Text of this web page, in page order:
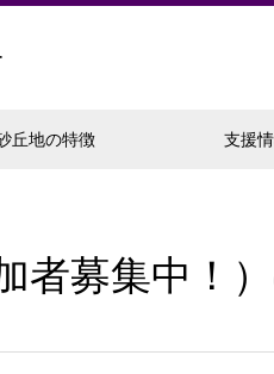
丘地の特徴 支援
者募集中！